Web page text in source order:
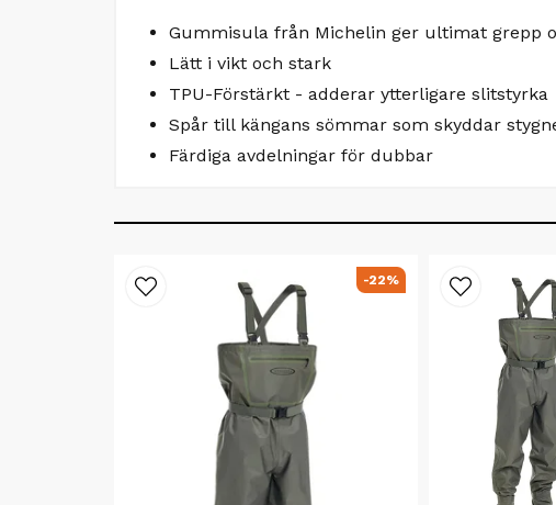
Gummisula från Michelin ger ultimat grepp
Lätt i vikt och stark
TPU-Förstärkt - adderar ytterligare slitstyrka
Spår till kängans sömmar som skyddar
Färdiga avdelningar för dubbar
-22%